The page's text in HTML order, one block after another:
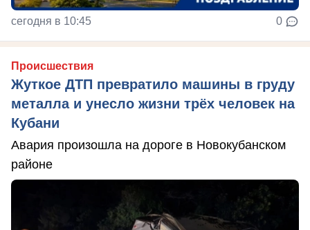
сегодня в 10:45 0
Происшествия
Жуткое ДТП превратило машины в груду
металла и унесло жизни трёх человек на
Кубани
Авария произошла на дороге в Новокубанском
районе